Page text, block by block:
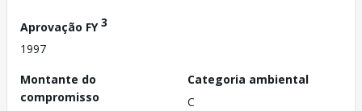
Aprovação FY3
1997
Montante do
compromisso
Categoria ambiental
C